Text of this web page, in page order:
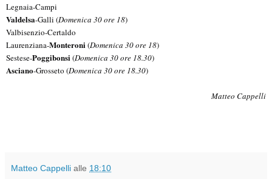
Legnaia-Campi
Valdelsa-Galli (Domenica 30 ore 18)
Valbisenzio-Certaldo
Laurenziana-Monteroni (Domenica 30 ore 18)
Sestese-Poggibonsi (Domenica 30 ore 18.30)
Asciano-Grosseto (Domenica 30 ore 18.30)
Matteo Cappelli
Matteo Cappelli alle 18:10